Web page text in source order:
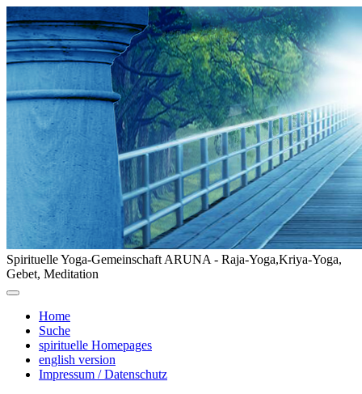
Spirituelle Yoga-Gemeinschaft ARUNA - Raja-Yoga,Kriya-Yoga,
Gebet, Meditation
Home
Suche
spirituelle Homepages
english version
Impressum / Datenschutz